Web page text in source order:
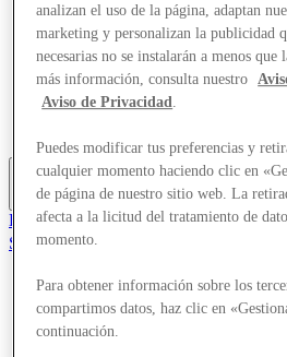
Tiendas
Ofertas
Planifica tu visita
¿Qué pasa?
Comer y beber
Tarjetas regalo
Más
El Club
Salvado
Tiendas
Ofertas
Planifica tu visita
analizan el uso de la página, adaptan
marketing y personalizan la publicidad
necesarias no se instalarán a menos que
más información, consulta nuestro
Aviso de Privacidad.
Puedes modificar tus preferencias y
cualquier momento haciendo clic en
de página de nuestro sitio web. La
afecta a la licitud del tratamiento de
momento.
Para obtener información sobre los
compartimos datos, haz clic en
continuación.